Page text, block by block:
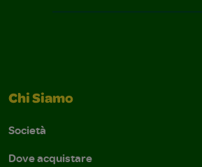
Chi Siamo
Società
Dove acquistare